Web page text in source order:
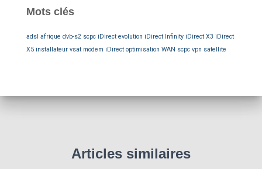
Mots clés
adsl afrique dvb-s2 scpc iDirect evolution iDirect Infinity iDirect X3 iDirect
X5 installateur vsat modem iDirect optimisation WAN scpc vpn satellite
Articles similaires